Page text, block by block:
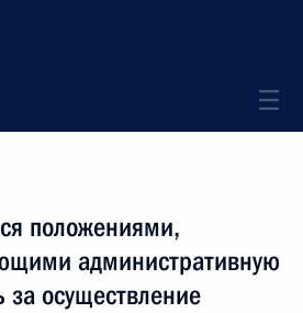
положениями,
административную
за осуществление